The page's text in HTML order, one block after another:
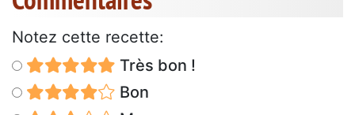
Notez cette recette:
Très bon !
Bon